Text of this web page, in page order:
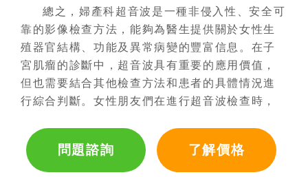
總之，婦產科超音波是一種非侵入性、安全可
靠的影像檢查方法，能夠為醫生提供關於女性生
殖器官結構、功能及異常病變的豐富信息。在子
宮肌瘤的診斷中，超音波具有重要的應用價值，
但也需要結合其他檢查方法和患者的具體情況進
行綜合判斷。女性朋友們在進行超音波檢查時，
問題諮詢 了解價格